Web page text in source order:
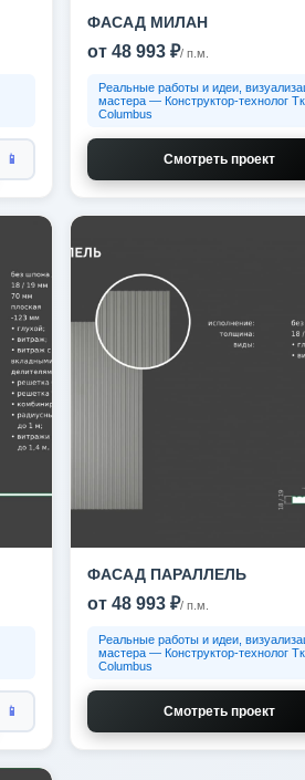
📱
ФАСАД МИЛАН
от 48 993 ₽/ п.м.
Реальные работы и идеи,
мастера — Конструктор-технолог
Columbus
Смотреть проект
📱
ФАСАД ПАРАЛЛЕЛЬ
от 48 993 ₽/ п.м.
Реальные работы и идеи,
мастера — Конструктор-технолог
Columbus
Смотреть проект